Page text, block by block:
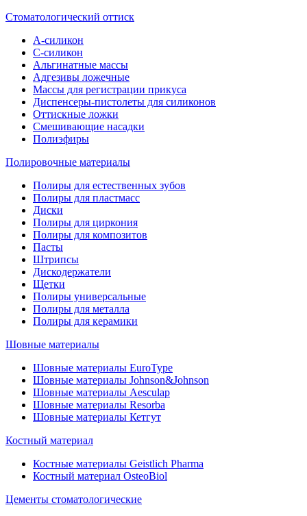
Стоматологический оттиск
А-силикон
C-силикон
Альгинатные массы
Адгезивы ложечные
Массы для регистрации прикуса
Диспенсеры-пистолеты для силиконов
Оттискные ложки
Смешивающие насадки
Полиэфиры
Полировочные материалы
Полиры для естественных зубов
Полиры для пластмасс
Диски
Полиры для циркония
Полиры для композитов
Пасты
Штрипсы
Дискодержатели
Щетки
Полиры универсальные
Полиры для металла
Полиры для керамики
Шовные материалы
Шовные материалы EuroType
Шовные материалы Johnson&Johnson
Шовные материалы Aesculap
Шовные материалы Resorba
Шовные материалы Кетгут
Костный материал
Костные материалы Geistlich Pharma
Костный материал OsteoBiol
Цементы стоматологические